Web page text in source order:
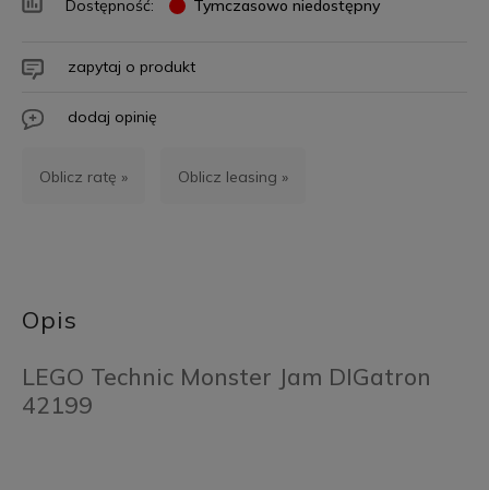
Dostępność: Tymczasowo niedostępny
zapytaj o produkt
dodaj opinię
Oblicz ratę » Oblicz leasing »
Opis
LEGO Technic Monster Jam DIGatron
42199